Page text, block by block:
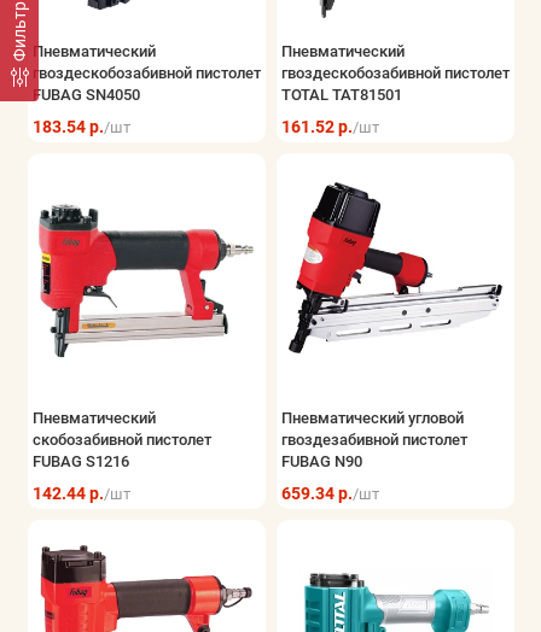
Фильтр Пневматический
гвоздескобозабивной пистолет
FUBAG SN4050
183.54 р./шт
Пневматический
гвоздескобозабивной пистолет
TOTAL TAT81501
161.52 р./шт
Пневматический
скобозабивной пистолет
FUBAG S1216
142.44 р./шт
Пневматический угловой
гвоздезабивной пистолет
FUBAG N90
659.34 р./шт